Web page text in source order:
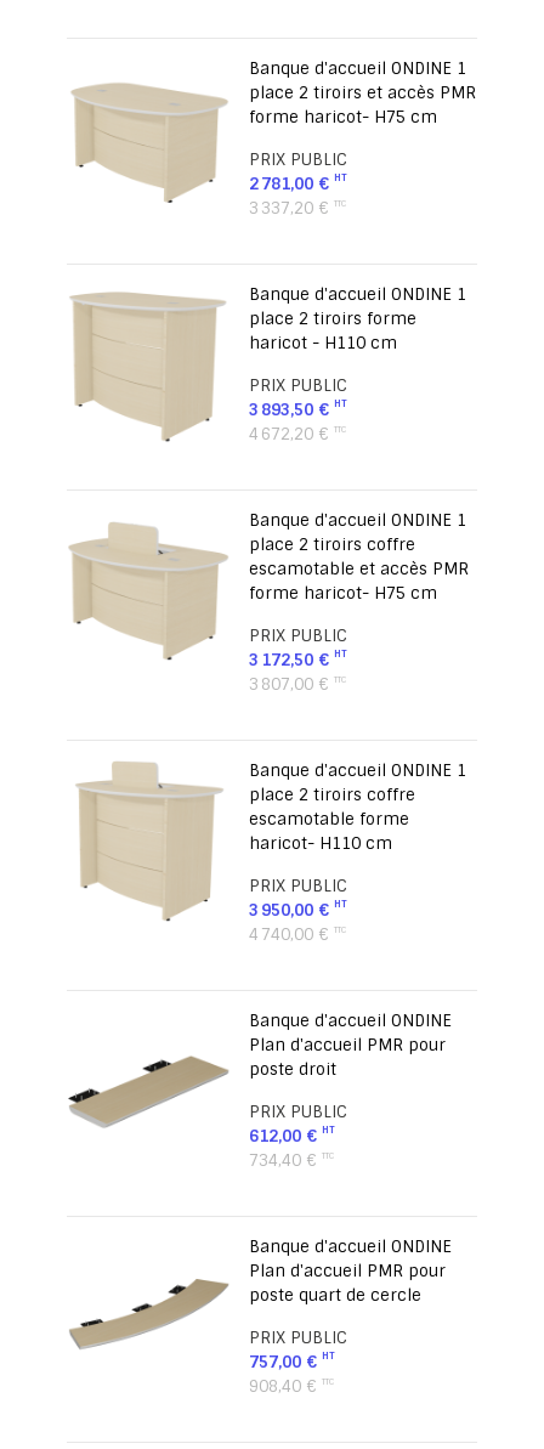
Banque d'accueil ONDINE 1
place 2 tiroirs et accès PMR
forme haricot- H75 cm
PRIX PUBLIC
2 781,00 €
3 337,20 €
Banque d'accueil ONDINE 1
place 2 tiroirs forme
haricot - H110 cm
PRIX PUBLIC
3 893,50 €
4 672,20 €
Banque d'accueil ONDINE 1
place 2 tiroirs coffre
escamotable et accès PMR
forme haricot- H75 cm
PRIX PUBLIC
3 172,50 €
3 807,00 €
Banque d'accueil ONDINE 1
place 2 tiroirs coffre
escamotable forme
haricot- H110 cm
PRIX PUBLIC
3 950,00 €
4 740,00 €
Banque d'accueil ONDINE
Plan d'accueil PMR pour
poste droit
PRIX PUBLIC
612,00 €
734,40 €
Banque d'accueil ONDINE
Plan d'accueil PMR pour
poste quart de cercle
PRIX PUBLIC
757,00 €
908,40 €